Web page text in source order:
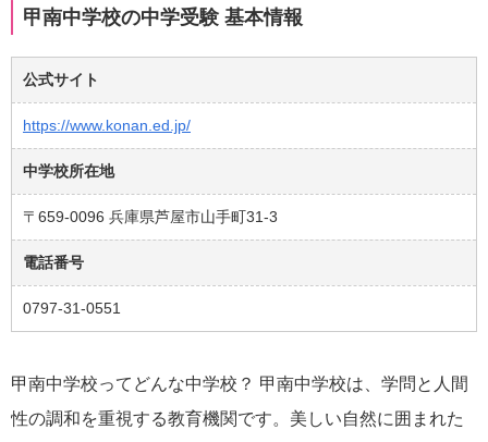
甲南中学校の中学受験 基本情報
公式サイト
https://www.konan.ed.jp/
中学校所在地
〒659-0096 兵庫県芦屋市山手町31-3
電話番号
0797-31-0551
甲南中学校ってどんな中学校？ 甲南中学校は、学問と人間
性の調和を重視する教育機関です。美しい自然に囲まれた